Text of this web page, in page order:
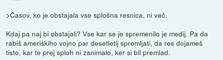
>Časov, ko je obstajala vse splošna resnica, ni več.
Kdaj pa naj bi obstajali? Vse kar se je spremenilo je medij. Pa da
rabiš ameriškiho vojno par desetletij spremljati, da res dojameš
tisto, kar te prej sploh ni zanimalo, ker si bil premlad.